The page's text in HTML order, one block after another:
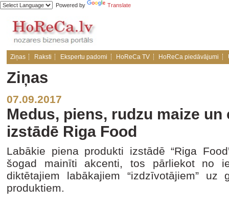
Powered by Translate
Ziņas Raksti Ekspertu padomi HoReCa TV HoReCa piedāvājumi
Ziņas
07.09.2017
Medus, piens, rudzu maize
izstādē Riga Food
Labākie piena produkti izstādē “Riga
šogad mainīti akcenti, tos pārliekot no
diktētajiem labākajiem “izdzīvotājiem” uz
produktiem.